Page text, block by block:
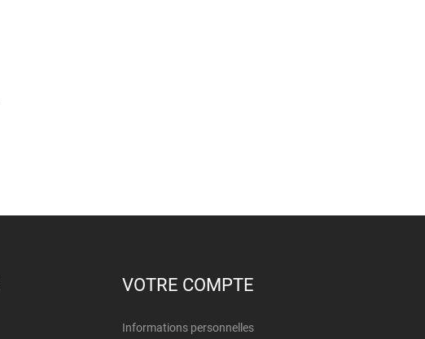
VOTRE COMPTE
Informations personnelles